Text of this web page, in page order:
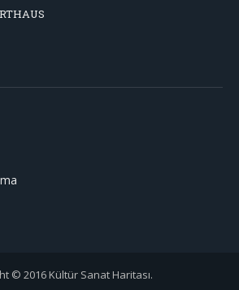
© 2016 Kültür Sanat Haritası.